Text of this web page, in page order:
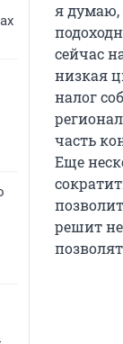
я думаю,
сейчас
низкая
налог
часть
Еще
решит